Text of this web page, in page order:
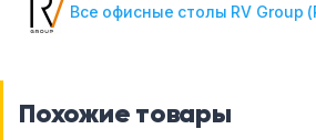
Все офисные столы RV Group
Похожие товары